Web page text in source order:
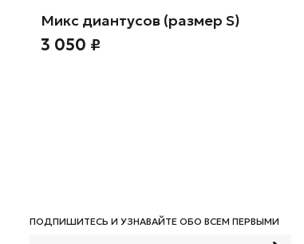
Микс диантусов (размер S)
3 050 ₽
ПОДПИШИТЕСЬ И УЗНАВАЙТЕ ОБО ВСЕМ ПЕРВЫМИ